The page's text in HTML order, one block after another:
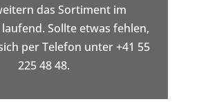
das Sortiment im
Sollte etwas fehlen,
per Telefon unter +41 55
225 48 48.